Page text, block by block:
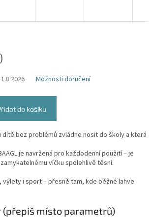
Možnosti doručení
do košíku
bez problémů zvládne nosit do školy a která
je navržená pro každodenní použití – je
víčku spolehlivě těsní.
výlety i sport – přesně tam, kde běžné lahve
(přepiš místo parametrů)